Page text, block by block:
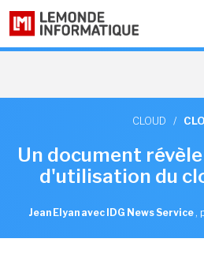
CLOUD /
Un document
d'utilisation du
Jean Elyan avec IDG News Service ,